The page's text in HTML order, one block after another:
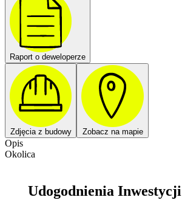
Raport o deweloperze
Zdjęcia z budowy Zobacz na mapie
Opis
Okolica
Udogodnienia Inwestycji